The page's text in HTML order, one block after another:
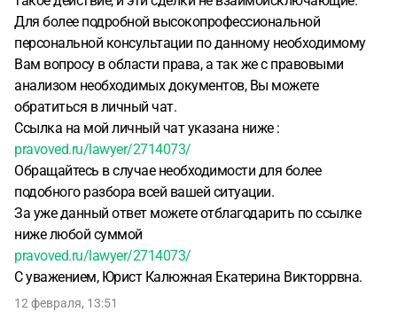
Для более подробной высокопрофессиональной
персональной консультации по данному необходимому
Вам вопросу в области права, а так же с правовыми
анализом необходимых документов, Вы можете
обратиться в личный чат.
Ссылка на мой личный чат указана ниже :
pravoved.ru/lawyer/2714073/
Обращайтесь в случае необходимости для более
подобного разбора всей вашей ситуации.
За уже данный ответ можете отблагодарить по ссылке
ниже любой суммой
pravoved.ru/lawyer/2714073/
С уважением, Юрист Калюжная Екатерина Викторрвна.
12 февраля, 13:51